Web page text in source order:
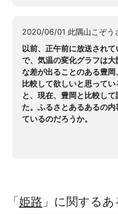
2020/06/01 此隅山こぞう
以前、正午前に放送され
で、気温の変化グラフは
な差が出ることのある豊
比較して欲しいと思って
と、現在、豊岡と比較し
た。ふるさとあるあるの
ているのだろうか。
「姫路 」に関する